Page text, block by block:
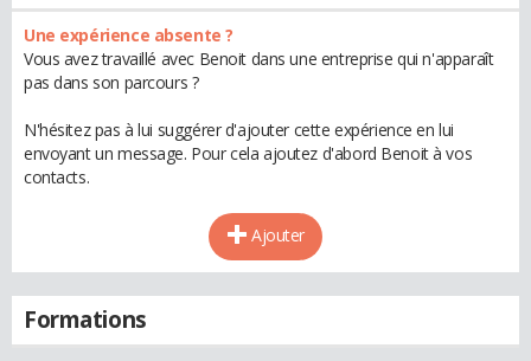
Une expérience absente ?
Vous avez travaillé avec Benoit dans une entreprise qui n'apparaît
pas dans son parcours ?
N'hésitez pas à lui suggérer d'ajouter cette expérience en lui
envoyant un message. Pour cela ajoutez d'abord Benoit à vos
contacts.
Ajouter
Formations